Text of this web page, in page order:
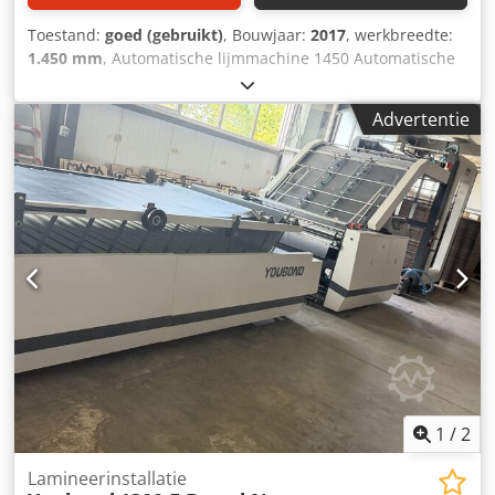
Toestand: goed (gebruikt), Bouwjaar: 2017, werkbreedte:
1.450 mm, Automatische lijmmachine 1450 Automatische
sheet feeder Automatische dozeninvoer Crodpfx
Apourivvorof Automatisch register met servomotor Uitvoer
deken
Advertentie
1 /2
Lamineerinstallatie